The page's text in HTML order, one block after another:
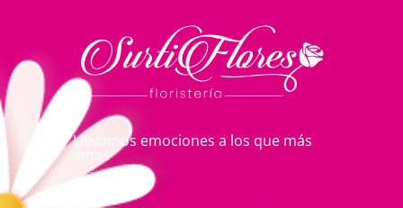
Llevamos emociones a los que más
amas